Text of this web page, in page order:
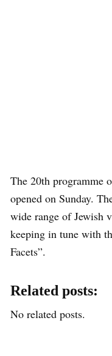
The 20th programme
opened on Sunday.
wide range of Jewish
keeping in tune with
Facets”.
Related posts:
No related posts.